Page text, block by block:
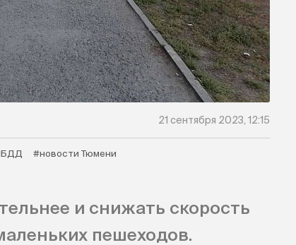
21 сентября 2023, 12:15
#новости Тюмени
и снижать скорость
пешеходов.